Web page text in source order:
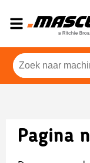
Pagina